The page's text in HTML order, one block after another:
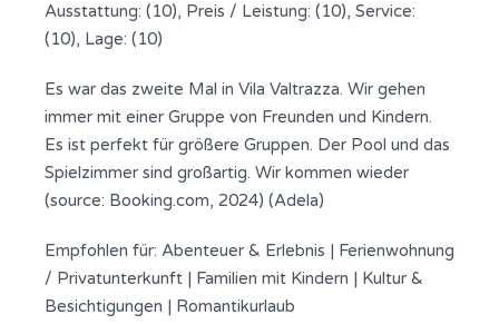
Ausstattung: (10), Preis / Leistung: (10), Service:
(10), Lage: (10)
Es war das zweite Mal in Vila Valtrazza. Wir gehen
immer mit einer Gruppe von Freunden und Kindern.
Es ist perfekt für größere Gruppen. Der Pool und das
Spielzimmer sind großartig. Wir kommen wieder
(source: Booking.com, 2024) (Adela)
Empfohlen für: Abenteuer & Erlebnis | Ferienwohnung
/ Privatunterkunft | Familien mit Kindern | Kultur &
Besichtigungen | Romantikurlaub